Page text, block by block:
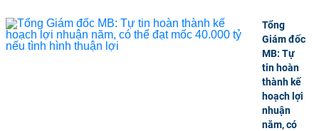
Tổng
Giám đốc
MB: Tự
tin hoàn
thành kế
hoạch lợi
nhuận
năm, có